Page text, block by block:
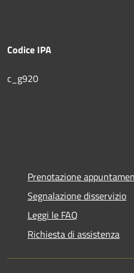
Codice IPA
c_g920
Prenotazione
Segnalazione disservizio
Leggi le FAQ
Richiesta di assistenza